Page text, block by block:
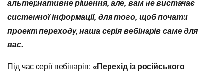
альтернативне рішення, але, вам не вистачає
системної інформації, для того, щоб почати
проект переходу, наша серія вебінарів саме для
вас.
Під час серії вебінарів: «Перехід із російського